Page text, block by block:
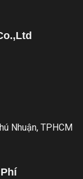
Nhuận, TPHCM